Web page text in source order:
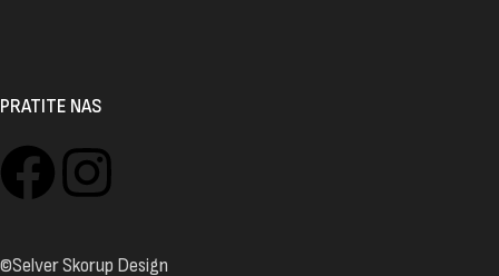
PRATITE NAS
©Selver Skorup Design